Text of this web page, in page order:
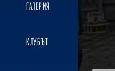
ГАЛЕРИЯ
КЛУБЪТ